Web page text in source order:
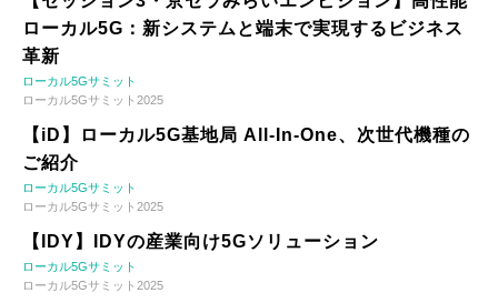
ローカル5G：新システムと端末で実現するビジネス
革新
ローカル5Gサミット
ローカル5Gサミット2025
【iD】ローカル5G基地局 All-In-One、次世代機種の
ご紹介
ローカル5Gサミット
ローカル5Gサミット2025
【IDY】IDYの産業向け5Gソリューション
ローカル5Gサミット
ローカル5Gサミット2025